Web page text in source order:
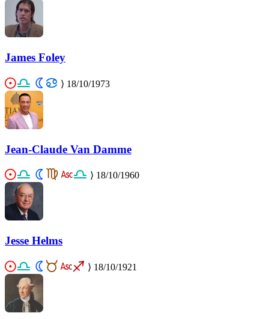
James Foley
⟩ 18/10/1973
Jean-Claude Van Damme
⟩ 18/10/1960
Jesse Helms
⟩ 18/10/1921